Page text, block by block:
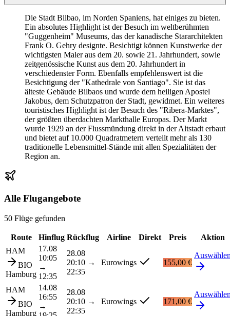
Die Stadt Bilbao, im Norden Spaniens, hat einiges zu bieten.
Ein absolutes Highlight ist der Besuch im weltberühmten
"Guggenheim" Museums, das der kanadische Stararchitekten
Frank O. Gehry designte. Besichtigt können Kunstwerke der
wichtigsten Maler aus dem 20. sowie 21. Jahrhundert, sowie
zeitgenössische Kunst aus dem 20. Jahrhundert in
verschiedenster Form. Ebenfalls empfehlenswert ist die
Besichtigung der "Kathedrale von Santiago". Sie ist das
älteste Gebäude Bilbaos und wurde dem heiligen Apostel
Jakobus, dem Schutzpatron der Stadt, gewidmet. Ein weiteres
touristisches Highlight ist der Besuch des "Ribera-Marktes",
der größten überdachten Markthalle Europas. Der Markt
wurde 1929 an der Flussmündung direkt in der Altstadt erbaut
und bietet auf 10.000 Quadratmetern verteilt mehr als 130
traditionelle Lebensmittel-Stände mit allen Spezialitäten der
Region an.
Alle Flugangebote
50 Flüge gefunden
Route Hinflug Rückflug Airline Direkt Preis
Aktion
HAM
BIO
Hamburg
17.08
10:05
→
12:35
28.08
20:10 →
22:35
Eurowings 155,00 €
HAM
BIO
Hamburg
14.08
16:55
→
28.08
20:10 →
22:35
Eurowings 171,00 €